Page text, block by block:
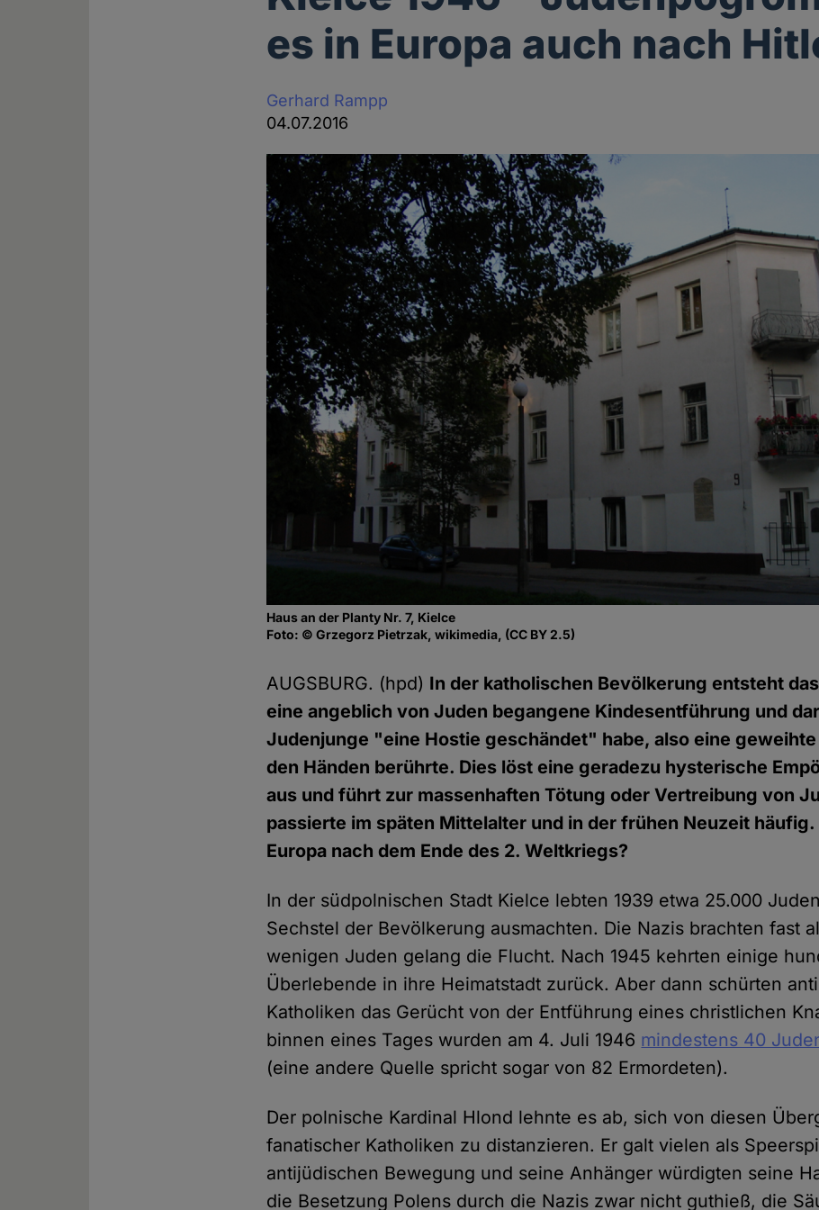
es in Europa auch nach
Gerhard Rampp
04.07.2016
Haus an der Planty Nr. 7, Kielce
Foto: © Grzegorz Pietrzak, wikimedia, (CC BY 2.5)
AUGSBURG. (hpd) In der katholischen Bevölkerung entsteht
eine angeblich von Juden begangene Kindesentführung und
Judenjunge "eine Hostie geschändet" habe, also eine
den Händen berührte. Dies löst eine geradezu hysterische
aus und führt zur massenhaften Tötung oder Vertreibung von
passierte im späten Mittelalter und in der frühen Neuzeit häufig.
Europa nach dem Ende des 2. Weltkriegs?
In der südpolnischen Stadt Kielce lebten 1939 etwa 25.000
Sechstel der Bevölkerung ausmachten. Die Nazis brachten fast
wenigen Juden gelang die Flucht. Nach 1945 kehrten einige
Überlebende in ihre Heimatstadt zurück. Aber dann schürten
Katholiken das Gerücht von der Entführung eines christlichen
binnen eines Tages wurden am 4. Juli 1946 mindestens 40
(eine andere Quelle spricht sogar von 82 Ermordeten).
Der polnische Kardinal Hlond lehnte es ab, sich von diesen
fanatischer Katholiken zu distanzieren. Er galt vielen als
antijüdischen Bewegung und seine Anhänger würdigten seine
die Besetzung Polens durch die Nazis zwar nicht guthieß, die